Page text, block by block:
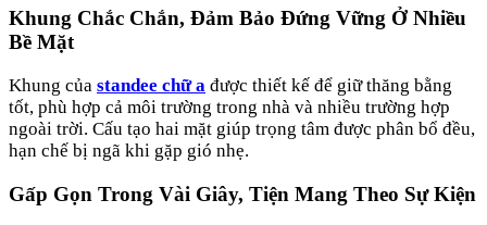
Khung Chắc Chắn, Đảm Bảo Đứng Vững Ở Nhiều
Bề Mặt
Khung của standee chữ a được thiết kế để giữ thăng bằng
tốt, phù hợp cả môi trường trong nhà và nhiều trường hợp
ngoài trời. Cấu tạo hai mặt giúp trọng tâm được phân bổ đều,
hạn chế bị ngã khi gặp gió nhẹ.
Gấp Gọn Trong Vài Giây, Tiện Mang Theo Sự Kiện